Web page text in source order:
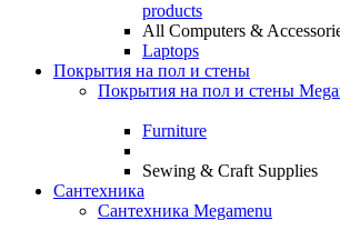
products
All Computers &
Laptops
Покрытия на пол и стены
Покрытия на пол и стены
Furniture
Sewing & Craft Supplies
Сантехника
Сантехника Megamenu